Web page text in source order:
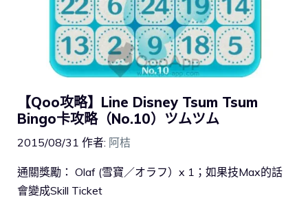
【Qoo攻略】Line Disney Tsum Tsum
Bingo卡攻略（No.10）ツムツム
2015/08/31 作者: 阿桔
通關獎勵： Olaf (雪寶／オラフ）x 1；如果技Max的話
會變成Skill Ticket